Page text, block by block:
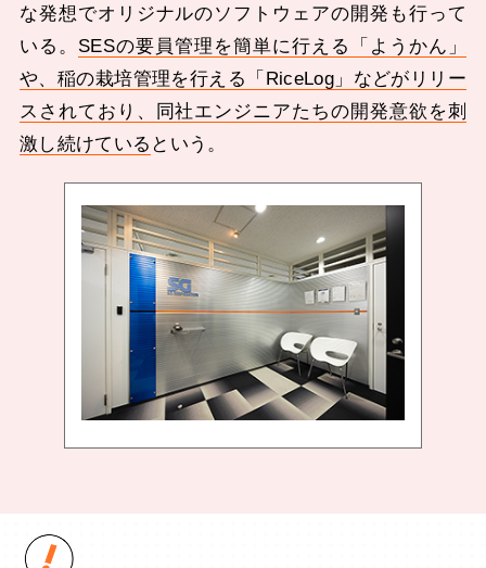
な発想でオリジナルのソフトウェアの開発も行って
いる。 SESの要員管理を簡単に行える「ようかん」
や、稲の栽培管理を行える「RiceLog」などがリリー
スされており、同社エンジニアたちの開発意欲を刺
激し続けている という。